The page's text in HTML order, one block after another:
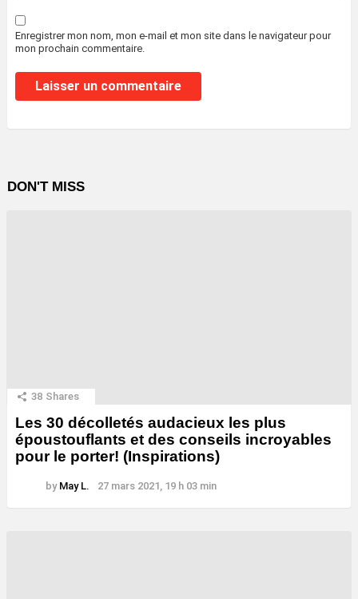
Enregistrer mon nom, mon e-mail et mon site dans le navigateur pour
mon prochain commentaire.
DON'T MISS
38 Shares
Les 30 décolletés audacieux les plus
époustouflants et des conseils incroyables
pour le porter! (Inspirations)
by May L. 27 mars 2021, 19 h 03 min